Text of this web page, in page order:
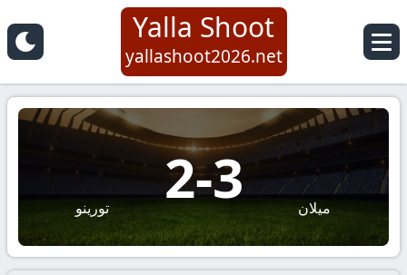
Yalla Shoot
yallashoot2026.net
ميلان 3
-
2 تورينو